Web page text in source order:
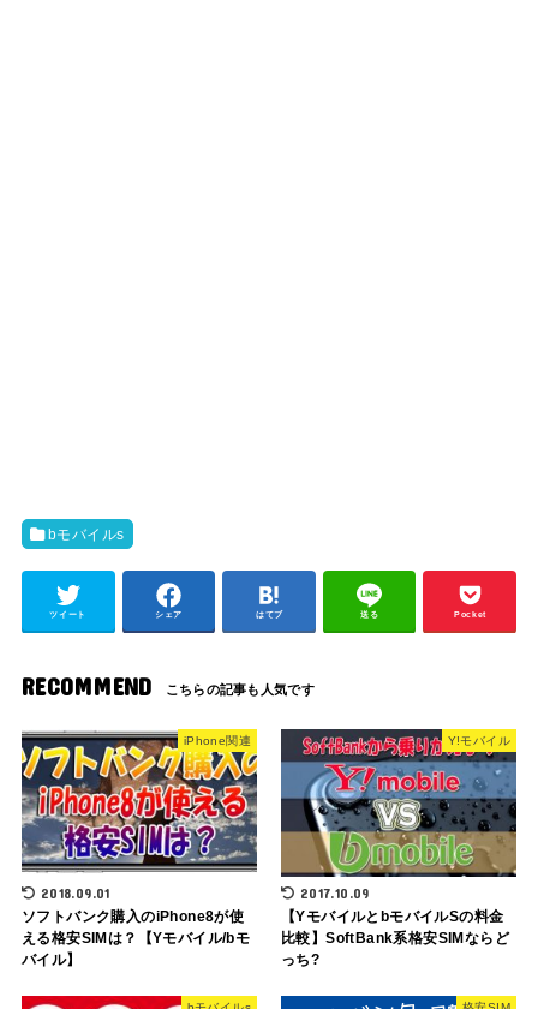
bモバイルs
ツイート シェア はてブ 送る Pocket
RECOMMEND
iPhone関連
2018.09.01
ソフトバンク購入のiPhone8が使
える格安SIMは？【Yモバイル/bモ
バイル】
Y!モバイル
2017.10.09
【YモバイルとbモバイルSの料金
比較】SoftBank系格安SIMならど
っち?